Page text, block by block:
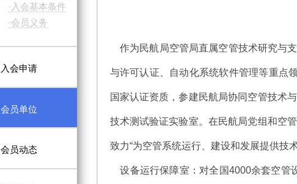
·入会基本条件
·会员义务
入会申请
会员单位
会员动态
作为民航局空管局直属空管技术研究与
与许可认证、自动化系统软件管理等重点
国家认证资质，参建民航局协同空管技术
技术测试验证实验室。在民航局党组和空
致力“为空管系统运行、建设和发展提供技
设备运行保障室：对全国4000余套空管